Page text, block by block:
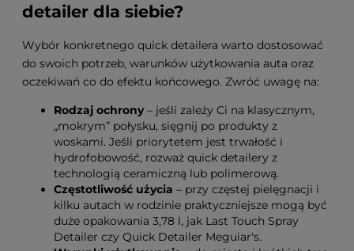
detailer dla siebie?
Wybór konkretnego quick detailera warto dostosować
do swoich potrzeb, warunków użytkowania auta oraz
oczekiwań co do efektu końcowego. Zwróć uwagę na:
Rodzaj ochrony– jeśli zależy Ci na klasycznym,
„mokrym” połysku, sięgnij po produkty z
woskami. Jeśli priorytetem jest trwałość i
hydrofobowość, rozważ quick detailery z
technologią ceramiczną lub polimerową.
Częstotliwość użycia – przy częstej pielęgnacji i
kilku autach w rodzinie praktyczniejsze mogą być
duże opakowania 3,78 l, jak Last Touch Spray
Detailer czy Quick Detailer Meguiar's.